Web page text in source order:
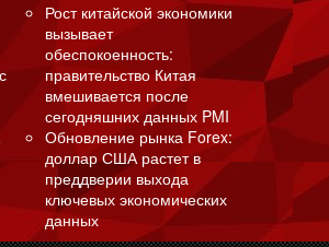
Рост китайской экономики
вызывает
обеспокоенность:
правительство Китая
вмешивается после
сегодняшних данных PMI
Обновление рынка Forex:
доллар США растет в
преддверии выхода
ключевых экономических
данных